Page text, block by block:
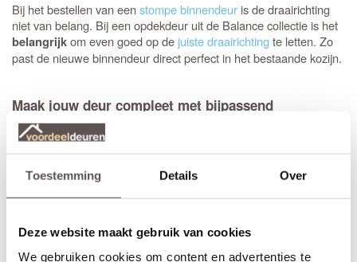
Toestemming Details Over
Deze website maakt gebruik van cookies
We gebruiken cookies om content en advertenties te
Bij het bestellen van eenstompe binnendeur is de draairichting
niet van belang. Bij een opdekdeur uit de Balance collectie is het
belangrijkom even goed op de juiste draairichtingte letten. Zo
past de nieuwe binnendeur direct perfect in het bestaande kozijn.
Maak jouw deur compleet met bijpassend
deurbeslag
Kies voor gemak en voeg direct bijpassend deurbeslag toe van
Austria of een ander bekend merk. De Austria Madison leent zich
bovendien direct uit voorraad leverbaar is.
scharnieren. Meestal wordt gekozen voor een89 mm